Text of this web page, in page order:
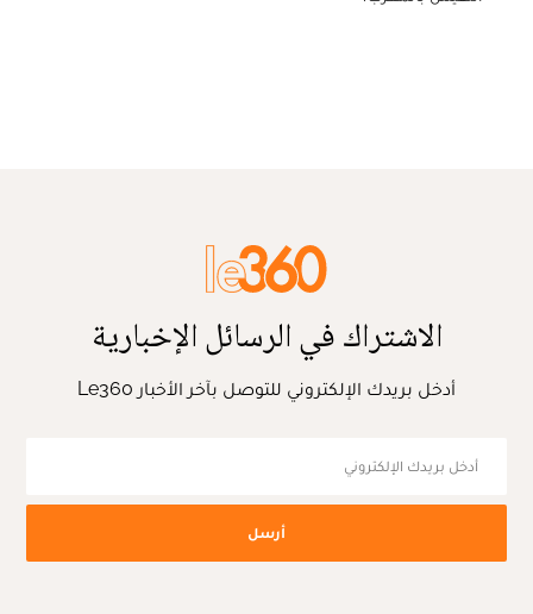
الاشتراك في الرسائل الإخبارية
أدخل بريدك الإلكتروني للتوصل بآخر الأخبار Le360
أرسل